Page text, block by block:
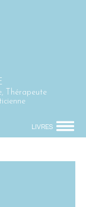
Thérapeute
LIVRES